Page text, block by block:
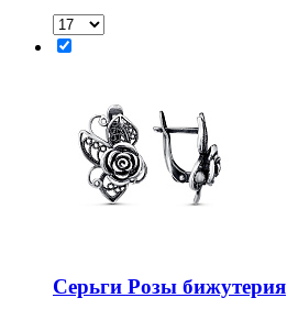
Серьги Розы бижутерия